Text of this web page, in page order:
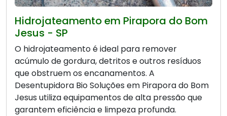
Hidrojateamento em Pirapora do Bom
Jesus - SP
O hidrojateamento é ideal para remover
acúmulo de gordura, detritos e outros resíduos
que obstruem os encanamentos. A
Desentupidora Bio Soluções em Pirapora do Bom
Jesus utiliza equipamentos de alta pressão que
garantem eficiência e limpeza profunda.